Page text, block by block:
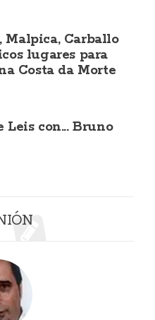
Malpica, Carballo
lugares para
Costa da Morte
con... Bruno